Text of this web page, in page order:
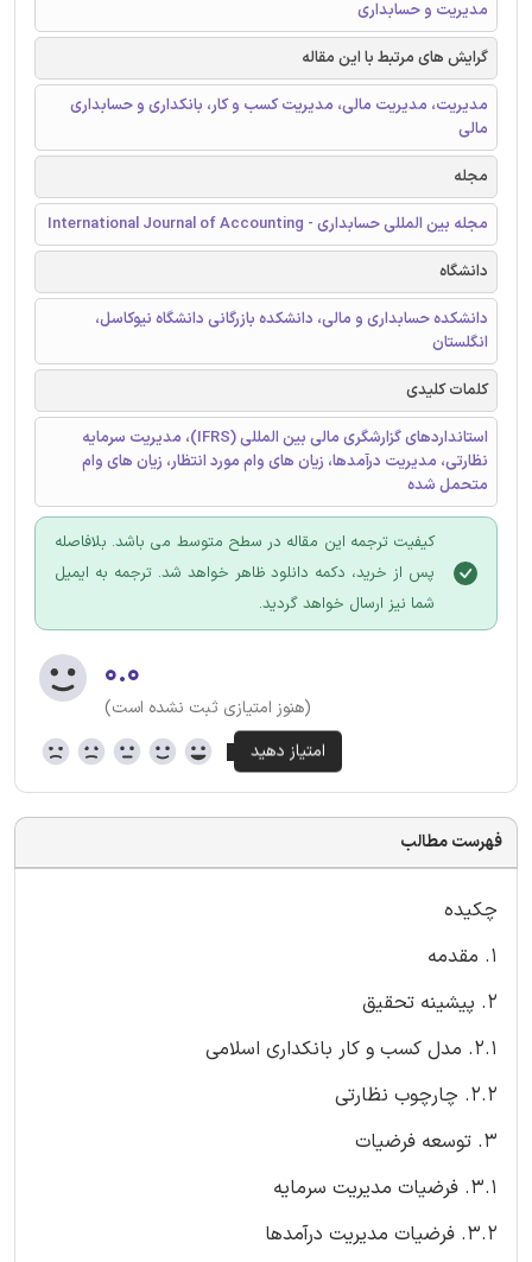
مدیریت و حسابداری
گرایش های مرتبط با این مقاله
مدیریت، مدیریت مالی، مدیریت کسب و کار، بانکداری و حسابداری
مالی
مجله
مجله بین المللی حسابداری - International Journal of Accounting
دانشگاه
دانشکده حسابداری و مالی، دانشکده بازرگانی دانشگاه نیوکاسل،
انگلستان
کلمات کلیدی
استانداردهای گزارشگری مالی بین‌ المللی (IFRS)، مدیریت سرمایه
نظارتی، مدیریت درآمدها، زیان های وام مورد انتظار، زیان های وام
متحمل شده
کیفیت ترجمه این مقاله در سطح متوسط می باشد. بلافاصله
پس از خرید، دکمه دانلود ظاهر خواهد شد. ترجمه به ایمیل
شما نیز ارسال خواهد گردید.
۰.۰
(هنوز امتیازی ثبت نشده است)
فهرست مطالب
چکیده
۱. مقدمه
۲. پیشینه تحقیق
۲.۱. مدل کسب و کار بانکداری اسلامی
۲.۲. چارچوب نظارتی
۳. توسعه فرضیات
۳.۱. فرضیات مدیریت سرمایه
۳.۲. فرضیات مدیریت درآمدها